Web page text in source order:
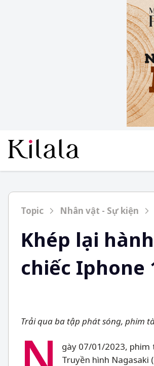
Topic Nhân vật - Sự kiện
Khép lại
chiếc Iphone
Trải qua ba tập phát sóng, phim
gày 07/01/2023, phim
Truyền hình Nagasaki